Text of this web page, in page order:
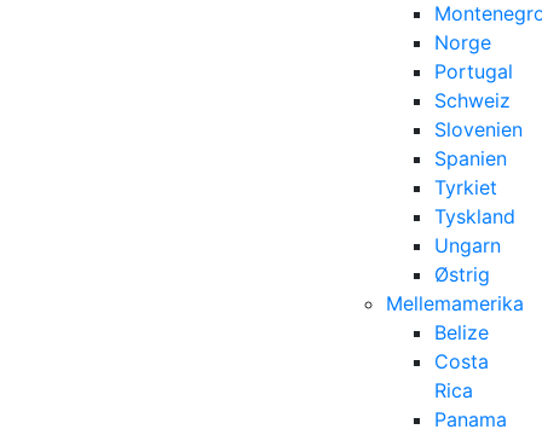
Norge
Portugal
Schweiz
Slovenien
Spanien
Tyrkiet
Tyskland
Ungarn
Østrig
Mellemamerika
Belize
Costa
Rica
Panama